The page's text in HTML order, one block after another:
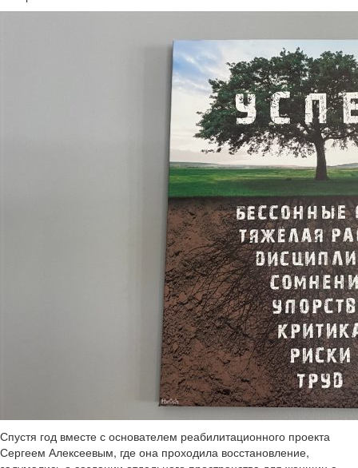
Спустя год вместе с основателем реабилитационного проекта
Сергеем Алексеевым, где она проходила восстановление,